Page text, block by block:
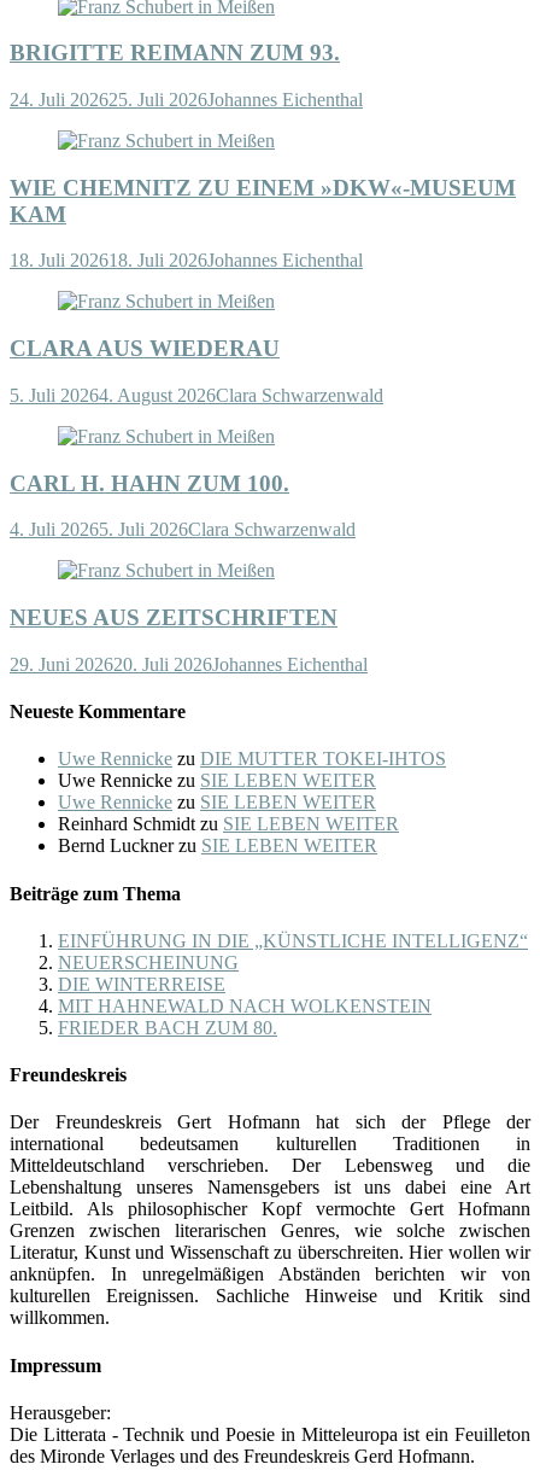
BRIGITTE REIMANN ZUM 93.
24. Juli 202625. Juli 2026Johannes Eichenthal
WIE CHEMNITZ ZU EINEM »DKW«-MUSEUM
KAM
18. Juli 202618. Juli 2026Johannes Eichenthal
CLARA AUS WIEDERAU
5. Juli 20264. August 2026Clara Schwarzenwald
CARL H. HAHN ZUM 100.
4. Juli 20265. Juli 2026Clara Schwarzenwald
NEUES AUS ZEITSCHRIFTEN
29. Juni 202620. Juli 2026Johannes Eichenthal
Neueste Kommentare
Uwe Rennicke zu DIE MUTTER TOKEI-IHTOS
Uwe Rennicke zu SIE LEBEN WEITER
Uwe Rennicke zu SIE LEBEN WEITER
Reinhard Schmidt zu SIE LEBEN WEITER
Bernd Lucknerzu SIE LEBEN WEITER
Beiträge zum Thema
EINFÜHRUNG IN DIE „KÜNSTLICHE INTELLIGENZ“
NEUERSCHEINUNG
DIE WINTERREISE
MIT HAHNEWALD NACH WOLKENSTEIN
FRIEDER BACH ZUM 80.
Freundeskreis
Der Freundeskreis Gert Hofmann hat sich der Pflege der
international bedeutsamen kulturellen Traditionen in
Mitteldeutschland verschrieben. Der Lebensweg und die
Lebenshaltung unseres Namensgebers ist uns dabei eine Art
Leitbild. Als philosophischer Kopf vermochte Gert Hofmann
Grenzen zwischen literarischen Genres, wie solche zwischen
Literatur, Kunst und Wissenschaft zu überschreiten. Hier wollen wir
anknüpfen. In unregelmäßigen Abständen berichten wir von
kulturellen Ereignissen. Sachliche Hinweise und Kritik sind
willkommen.
Impressum
Herausgeber:
Die Litterata - Technik und Poesie in Mitteleuropa ist ein Feuilleton
des Mironde Verlages und des Freundeskreis Gerd Hofmann.